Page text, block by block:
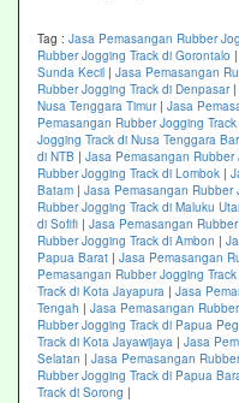
Tag : Jasa Pemasangan Rubber
Rubber Jogging Track di Gorontalo |
Sunda Kecil | Jasa Pemasangan
Rubber Jogging Track di Denpasar|
Nusa Tenggara Timur| Jasa
Pemasangan Rubber Jogging
Jogging Track di Nusa Tenggara
di NTB | Jasa Pemasangan Rubber
Rubber Jogging Track di Lombok |
Batam | Jasa Pemasangan Rubber
Rubber Jogging Track di Maluku
di Sofifi | Jasa Pemasangan
Rubber Jogging Track di Ambon |
Papua Barat | Jasa Pemasangan
Pemasangan Rubber Jogging
Track di Kota Jayapura | Jasa
Tengah | Jasa Pemasangan
Rubber Jogging Track di Papua
Track di Kota Jayawijaya | Jasa
Selatan | Jasa Pemasangan
Rubber Jogging Track di Papua
Track di Sorong |